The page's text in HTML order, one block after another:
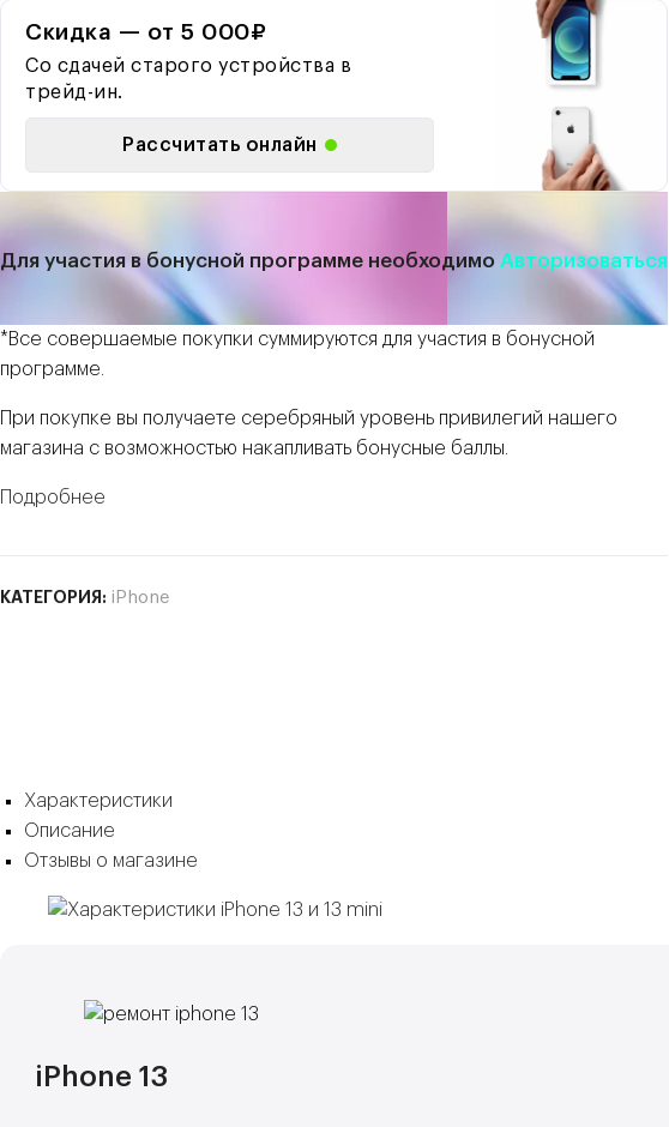
Скидка — от 5 000₽
Со сдачей старого устройства в
трейд-ин.
Рассчитать онлайн
Для участия в бонусной программе необходимо Авторизоваться
*Все совершаемые покупки суммируются для участия в бонусной
программе.
При покупке вы получаете серебряный уровень привилегий нашего
магазина с возможностью накапливать бонусные баллы.
Подробнее
КАТЕГОРИЯ: iPhone
Характеристики
Описание
Отзывы о магазине
iPhone 13